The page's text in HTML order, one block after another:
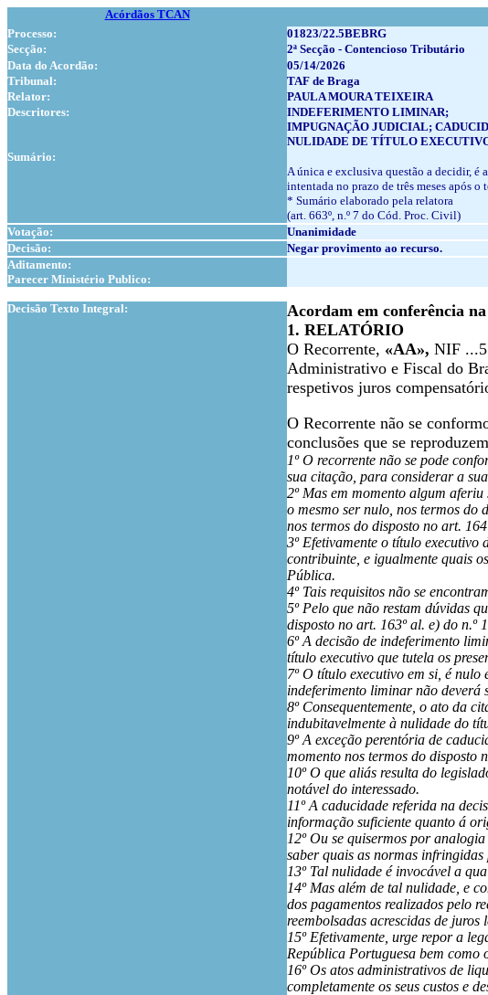
Acórdãos TCAN
Processo:
01823/22.5BEBRG
Secção:
2ª Secção - Contencioso Tributário
Data do Acordão:
05/14/2026
Tribunal:
TAF de Braga
Relator:
PAULA MOURA TEIXEIRA
Descritores:
INDEFERIMENTO LIMINAR;
IMPUGNAÇÃO JUDICIAL;
NULIDADE DE TÍTULO
Sumário:
A única e exclusiva questão a decidir, é
intentada no prazo de três meses após
* Sumário elaborado pela relatora
(art. 663º, n.º 7 do Cód. Proc. Civil)
Votação:
Unanimidade
Decisão:
Negar provimento ao recurso.
Aditamento:
Parecer Ministério Publico:
Decisão Texto Integral:
Acordam em conferência
1. RELATÓRIO
O Recorrente, «AA», NIF
Administrativo e Fiscal do
respetivos juros
O Recorrente não se
conclusões que se
1º O recorrente não se pode
sua citação, para considerar a
2º Mas em momento algum
o mesmo ser nulo, nos termos do
nos termos do disposto no art.
3º Efetivamente o título
contribuinte, e igualmente quais
Pública.
4º Tais requisitos não se
5º Pelo que não restam dúvidas
disposto no art. 163º al. e) do n.º
6º A decisão de indeferimento
título executivo que tutela os
7º O título executivo em si, é
indeferimento liminar não deverá
8º Consequentemente, o ato da
indubitavelmente à nulidade do
9º A exceção perentória de
momento nos termos do disposto
10º O que aliás resulta do
notável do interessado.
11º A caducidade referida na
informação suficiente quanto á
12º Ou se quisermos por
saber quais as normas
13º Tal nulidade é invocável a
14º Mas além de tal nulidade, e
dos pagamentos realizados pelo
reembolsadas acrescidas de juros
15º Efetivamente, urge repor a
República Portuguesa bem
16º Os atos administrativos de
completamente os seus custos e